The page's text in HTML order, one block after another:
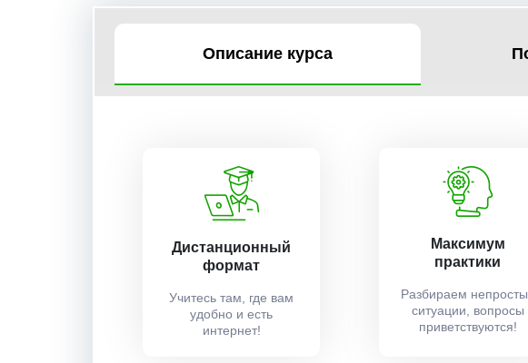
Описание курса
Дистанционный
формат
Учитесь там, где вам
удобно и есть
интернет!
Максимум
практики
Разбираем
ситуации, вопросы
приветствуются!